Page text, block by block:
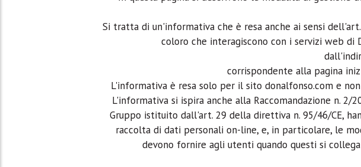
Si tratta di un'informativa che è resa anche ai sensi
coloro che interagiscono con i servizi web
corrispondente alla pagina
L'informativa è resa solo per il sito donalfonso.com e
L'informativa si ispira anche alla Raccomandazione n.
Gruppo istituito dall'art. 29 della direttiva n. 95/46/CE,
raccolta di dati personali on-line, e, in particolare, le
devono fornire agli utenti quando questi si